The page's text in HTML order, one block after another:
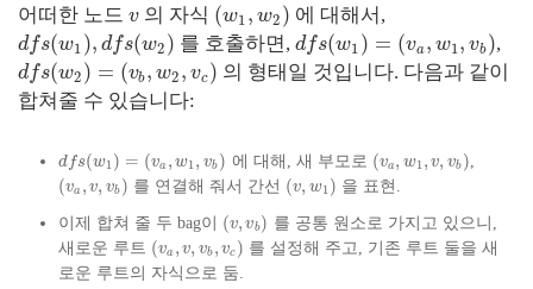
어떠한 노드 v 의 자식 (w1 , w2 ) 에 대해서,
dfs(w1 ), dfs(w2 ) 를 호출하면,dfs(w1 ) = (va , w1 , vb ),
dfs(w2 ) = (vb , w2 , vc) 의 형태일 것입니다. 다음과 같이
합쳐줄 수 있습니다:
d fs(w1 ) = (va , w1, vb ) 에 대해, 새 부모로 (va, w1 , v, vb )
(va , v, vb ) 를 연결해 줘서 간선 (v, w1 ) 을 표현.
이제 합쳐 줄 두 bag이 (v, vb) 를 공통 원소로 가지고 있으니,
새로운 루트 (va , v, vb , vc ) 를 설정해 주고, 기존 루트 둘을 새
로운 루트의 자식으로 둠.